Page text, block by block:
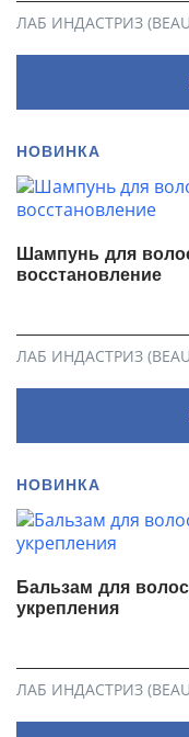
ЛАБ ИНДАСТРИЗ
НОВИНКА
Шампунь для
восстановление
ЛАБ ИНДАСТРИЗ
НОВИНКА
Бальзам для
укрепления
ЛАБ ИНДАСТРИЗ